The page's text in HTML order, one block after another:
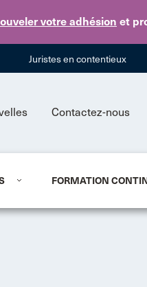
votre adhésion et
Juristes en contentieux
Contactez-nous
FORMATION